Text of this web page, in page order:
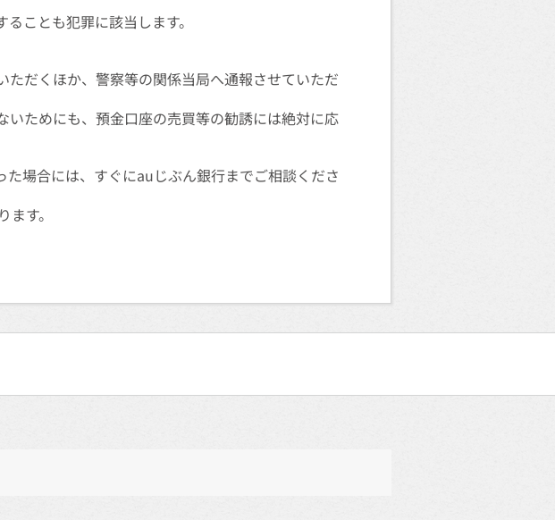
ことも犯罪に該当します。
だくほか、警察等の関係当局へ通報させていただ
ためにも、預金口座の売買等の勧誘には絶対に応
場合には、すぐにauじぶん銀行までご相談くださ
す。